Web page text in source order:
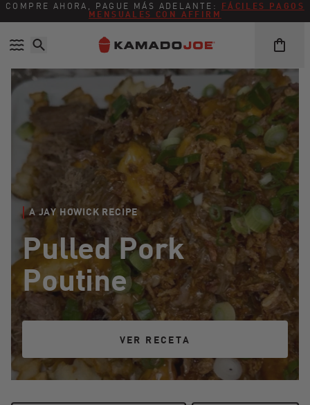
Ir directamente al contenido
Política de accesibilidad
COMPRE AHORA, PAGUE MÁS ADELANTE:
FÁCILES PAGOS
MENSUALES CON AFFIRM
A JAY HOWICK RECIPE
Pulled Pork
Poutine
VER RECETA
VER RECETA